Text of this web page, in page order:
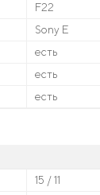
F22
Sony E
есть
есть
есть
15 / 11